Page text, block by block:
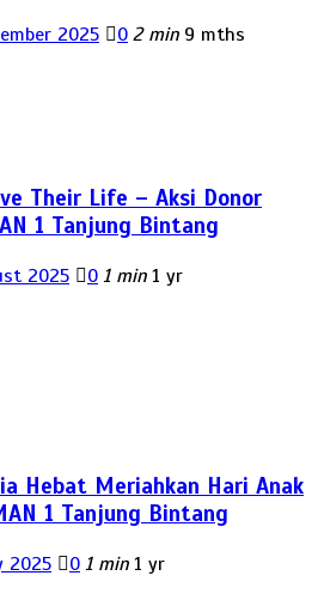
2025 0 2 min 9 mths
Their Life – Aksi Donor
1 Tanjung Bintang
2025 0 1 min 1 yr
Hebat Meriahkan Hari Anak
1 Tanjung Bintang
2025 0 1 min 1 yr